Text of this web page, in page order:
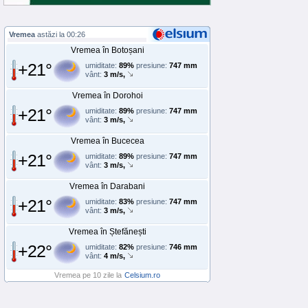
Vremea astăzi la 00:26
Vremea în Botoșani
+21° umiditate: 89% presiune: 747 mm
vânt: 3 m/s,
Vremea în Dorohoi
+21° umiditate: 89% presiune: 747 mm
vânt: 3 m/s,
Vremea în Bucecea
+21° umiditate: 89% presiune: 747 mm
vânt: 3 m/s,
Vremea în Darabani
+21° umiditate: 83% presiune: 747 mm
vânt: 3 m/s,
Vremea în Ștefănești
+22° umiditate: 82% presiune: 746 mm
vânt: 4 m/s,
Vremea pe 10 zile la Celsium.ro